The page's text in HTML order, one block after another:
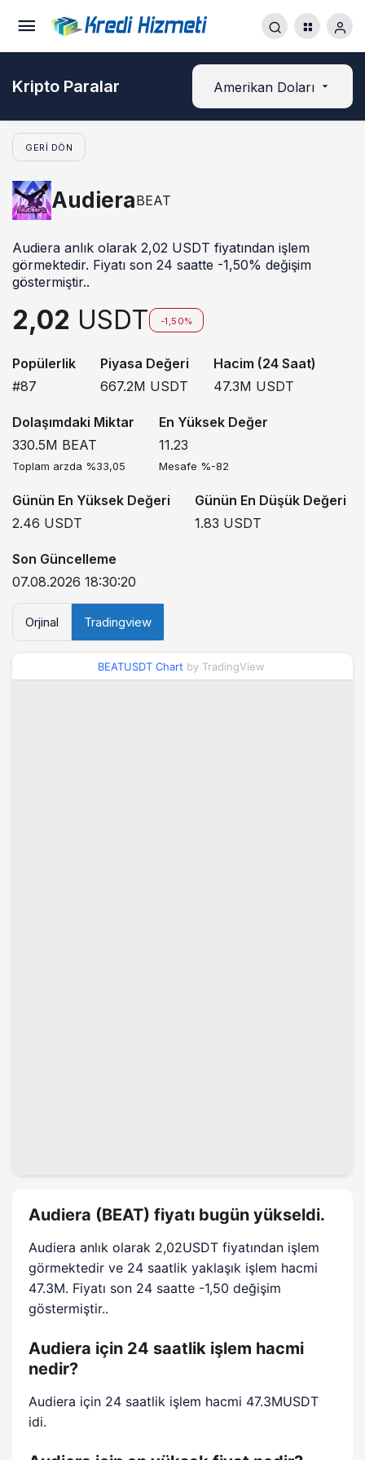
Kripto Paralar Amerikan Doları
GERI DÖN
AudieraBEAT
Audiera anlık olarak 2,02 USDT fiyatından işlem
görmektedir. Fiyatı son 24 saatte -1,50% değişim
göstermiştir..
2,02 USDT -1,50%
Popülerlik
#87
Piyasa Değeri
667.2M USDT
Hacim (24 Saat)
47.3M USDT
Dolaşımdaki Miktar
330.5M BEAT
Toplam arzda %33,05
En Yüksek Değer
11.23
Mesafe %-82
Günün En Yüksek Değeri
2.46 USDT
Günün En Düşük Değeri
1.83 USDT
Son Güncelleme
07.08.2026 18:30:20
Orjinal Tradingview
BEATUSDT Chart by TradingView
Audiera (BEAT) fiyatı bugün yükseldi.
Audiera anlık olarak 2,02USDT fiyatından işlem
görmektedir ve 24 saatlik yaklaşık işlem hacmi
47.3M. Fiyatı son 24 saatte -1,50 değişim
göstermiştir..
Audiera için 24 saatlik işlem hacmi
nedir?
Audiera için 24 saatlik işlem hacmi 47.3MUSDT
idi.